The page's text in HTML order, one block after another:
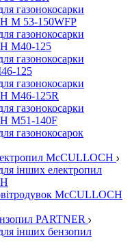
газонокосарки
M 53-150WFP
газонокосарки
M40-125
газонокосарки
125
газонокосарки
M46-125R
газонокосарки
M51-140F
газонокосарок
McCULLOCH
інших електропил
McCULLOCH
PARTNER
інших бензопил